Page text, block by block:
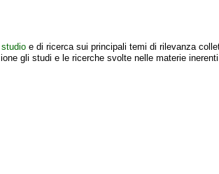
e di ricerca sui principali temi di rilevanza
gli studi e le ricerche svolte nelle materie